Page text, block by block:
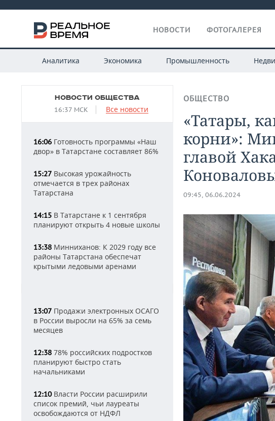
НОВОСТИ ФОТОГАЛЕРЕЯ
Аналитика Экономика Промышленность
НОВОСТИ ОБЩЕСТВА
16:37 МСК Все новости
16:06 Готовность программы «Наш
двор» в Татарстане составляет 86%
15:27 Высокая урожайность
отмечается в трех районах
Татарстана
14:15 В Татарстане к 1 сентября
планируют открыть 4 новые школы
13:38 Минниханов: К 2029 году все
районы Татарстана обеспечат
крытыми ледовыми аренами
13:07 Продажи электронных ОСАГО
в России выросли на 65% за семь
месяцев
12:38 78% российских подростков
планируют быстро стать
начальниками
12:10Власти России расширили
список премий, чьи лауреаты
освобождаются от НДФЛ
ОБЩЕСТВО
«Татары,
корни»:
главой
09:45, 06.06.2024